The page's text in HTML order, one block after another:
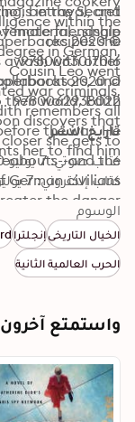
Cousin Leo went
her to find him.
recipes she
the danger.
female friendship.
9780063017016
9780062938022
تاريخ النشر
كتاب صوتي: 7 يوليو 2020
كتاب إلكتروني: 7 يوليو 2020
الوسوم
الخيال التاريخيإنجلترا
الحرب العالمية الثانية
واستمتع